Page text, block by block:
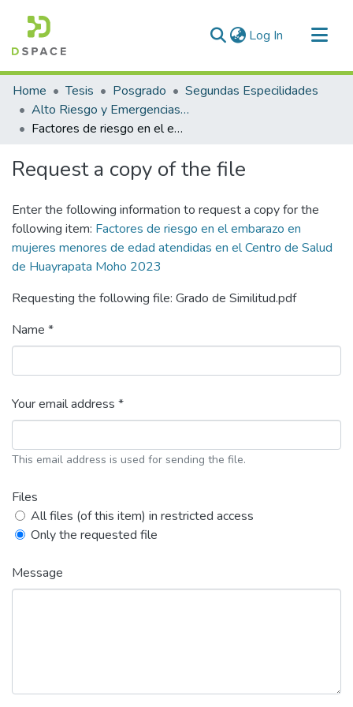
Log In (current)
Communities & Collections
All of DSpace
Statistics
Home Tesis Posgrado
Segundas Especilidades
Alto Riesgo y Emergencias Obstétricas
Factores de riesgo en el embarazo en mujeres menores de edad atendidas en el Centro de Salud de Huayrapata Moho 2023
Request a copy of the file
Enter the following information to request a copy for the
following item: Factores de riesgo en el embarazo en
mujeres menores de edad atendidas en el Centro de Salud
de Huayrapata Moho 2023
Requesting the following file: Grado de Similitud.pdf
Name *
Your email address *
This email address is used for sending the file.
Files
All files (of this item) in restricted access
Only the requested file
Message